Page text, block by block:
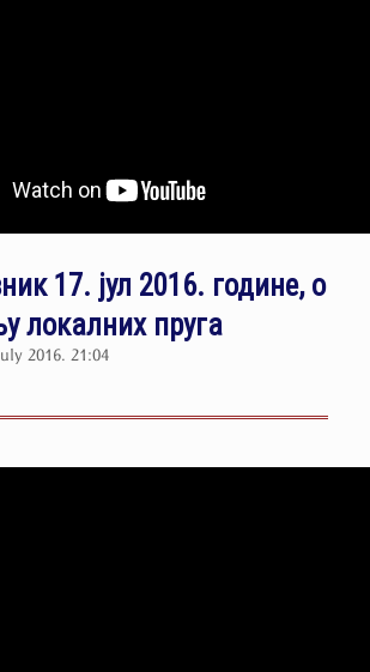
17. јул 2016. године, о
локалних пруга
2016. 21:04